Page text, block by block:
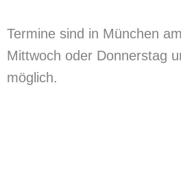
Termine sind in München
Mittwoch oder Donnerstag
möglich.